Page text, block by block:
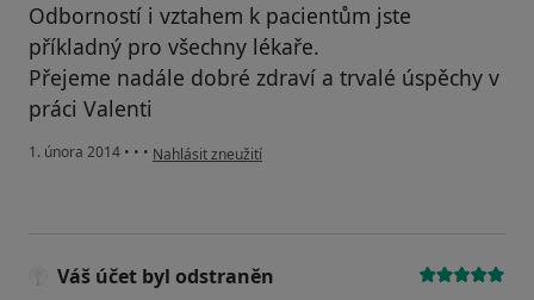
Odborností i vztahem k pacientům jste
příkladný pro všechny lékaře.
Přejeme nadále dobré zdraví a trvalé úspěchy v
práci Valenti
1. února 2014 • • • podle názoru uživatele Váš účet byl odstraněn
Nahlásit zneužití
Váš účet byl odstraněn